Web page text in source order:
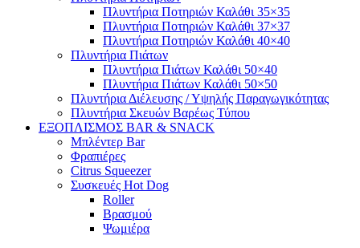
Πλυντήρια Ποτηριών Καλάθι 35×35
Πλυντήρια Ποτηριών Καλάθι 37×37
Πλυντήρια Ποτηριών Καλάθι 40×40
Πλυντήρια Πιάτων
Πλυντήρια Πιάτων Καλάθι 50×40
Πλυντήρια Πιάτων Καλάθι 50×50
Πλυντήρια Διέλευσης / Υψηλής Παραγωγικότητας
Πλυντήρια Σκευών Βαρέως Τύπου
ΕΞΟΠΛΙΣΜΟΣ BAR & SNACK
Μπλέντερ Bar
Φραπιέρες
Citrus Squeezer
Συσκευές Hot Dog
Roller
Βρασμού
Ψωμιέρα